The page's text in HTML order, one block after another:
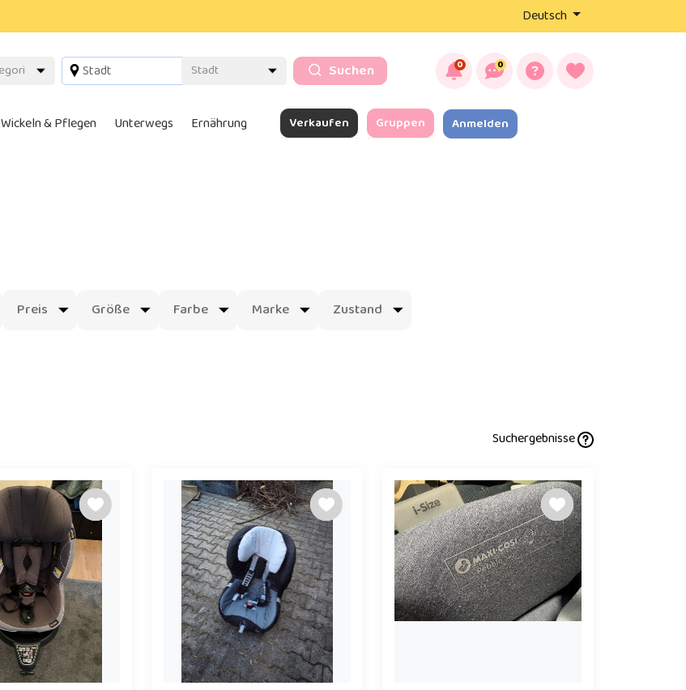
Deutsch
Suchen 0 0
Wickeln & Pflegen Unterwegs Ernährung Verkaufen Gruppen Anmelden
Preis Größe Farbe Marke Zustand
Suchergebnisse